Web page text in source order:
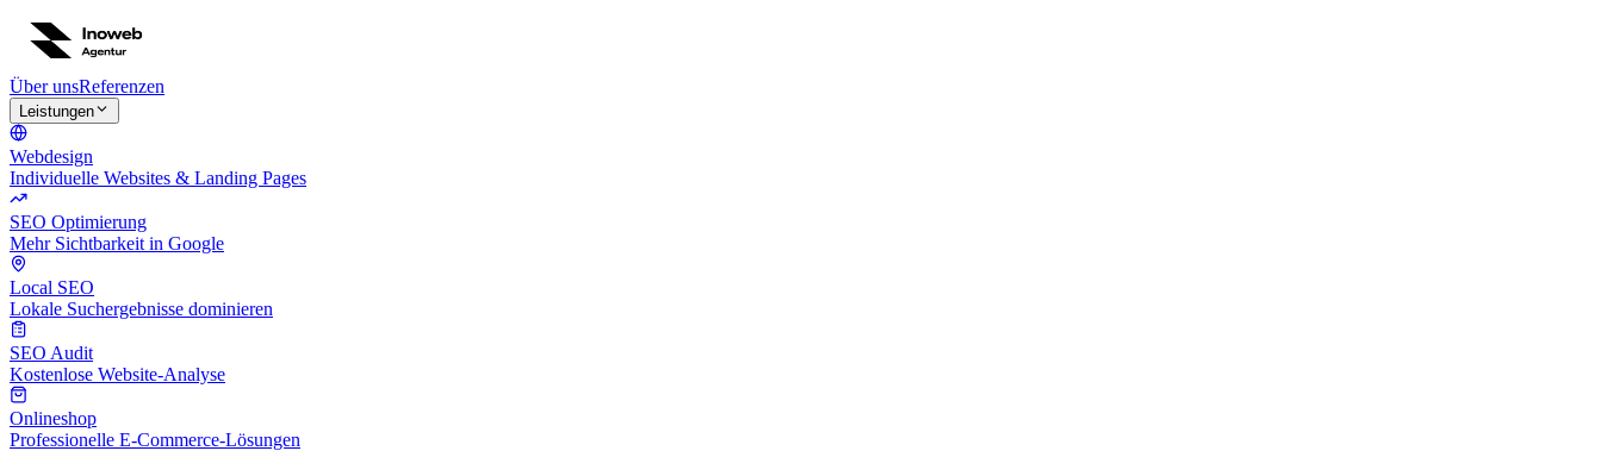
Über unsReferenzen
Leistungen
Webdesign
Individuelle Websites & Landing Pages
SEO Optimierung
Mehr Sichtbarkeit in Google
Local SEO
Lokale Suchergebnisse dominieren
SEO Audit
Kostenlose Website-Analyse
Onlineshop
Professionelle E-Commerce-Lösungen